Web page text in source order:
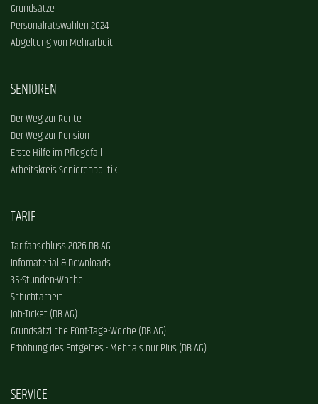
Grundsätze
Personalratswahlen 2024
Abgeltung von Mehrarbeit
SENIOREN
Der Weg zur Rente
Der Weg zur Pension
Erste Hilfe im Pflegefall
Arbeitskreis Seniorenpolitik
TARIF
Tarifabschluss 2026 DB AG
Infomaterial & Downloads
35-Stunden-Woche
Schichtarbeit
Job-Ticket (DB AG)
Grundsätzliche Fünf-Tage-Woche (DB AG)
Erhöhung des Entgeltes - Mehr als nur Plus (DB AG)
SERVICE